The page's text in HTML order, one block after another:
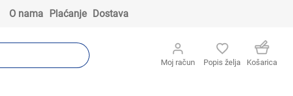
O nama Plaćanje Dostava
Moj račun Popis želja Košarica